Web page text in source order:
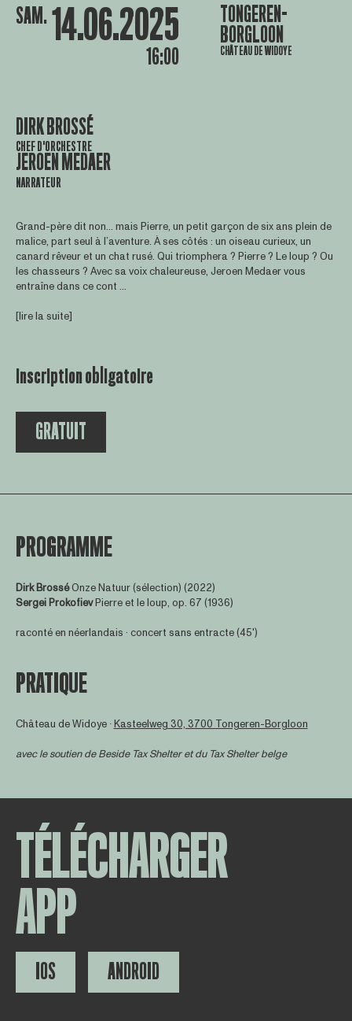
SAM. 14.06.2025
16:00
TONGEREN-
BORGLOON
CHÂTEAU DE WIDOYE
DIRK BROSSÉ
CHEF D'ORCHESTRE
JEROEN MEDAER
NARRATEUR
Grand-père dit non… mais Pierre, un petit garçon de six ans plein de
malice, part seul à l’aventure. À ses côtés : un oiseau curieux, un
canard rêveur et un chat rusé. Qui triomphera ? Pierre ? Le loup ? Ou
les chasseurs ? Avec sa voix chaleureuse, Jeroen Medaer vous
entraîne dans ce cont ...
[lire la suite]
inscription obligatoire
GRATUIT
PROGRAMME
Dirk BrosséOnze Natuur (sélection) (2022)
Sergei ProkofievPierre et le loup, op. 67 (1936)
raconté en néerlandais · concert sans entracte (45')
PRATIQUE
Château de Widoye ∙Kasteelweg 30, 3700 Tongeren-Borgloon
avec le soutien deBeside Tax Shelteret du Tax Shelter belge
TÉLÉCHARGER
APP
IOS ANDROID